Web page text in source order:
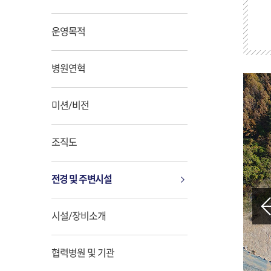
운영목적
병원연혁
미션/비전
조직도
전경 및 주변시설
시설/장비소개
협력병원 및 기관